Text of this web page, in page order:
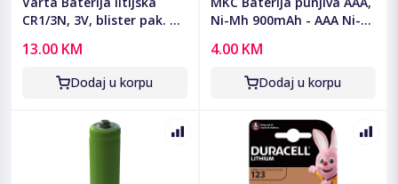
CR1/3N, 3V, blister pak. 1
13.00 KM
Dodaj u korpu
Ni-Mh 900mAh - AAA Ni-
4.00 KM
Dodaj u korpu